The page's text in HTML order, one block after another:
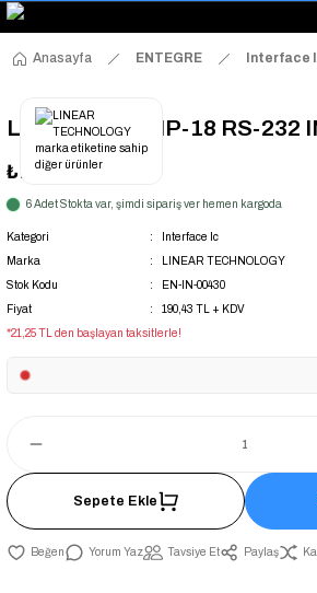
"Saat 14:00'a Kadar Verilen Siparişlerde
"Binlerce Ürün Çeşitliliği ile Stoktan
"Toptan Fiyatına Perakende Satış
Anasayfa ENTEGRE Interface
LT1039CN PDIP-18 RS-232
₺190,43+ KDV
6 Adet Stokta var, şimdi sipariş ver hemen kargoda
Kategori
Interface Ic
Marka
LINEAR TECHNOLOGY
Stok Kodu
EN-IN-00430
Fiyat
190,43 TL + KDV
*21,25 TL den başlayan taksitlerle!
Sepete Ekle
Yorum Yaz Tavsiye Et Paylaş